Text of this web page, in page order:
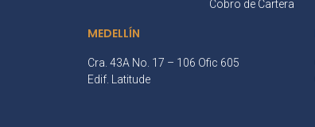
Cobro de Cartera
MEDELLÍN
Cra. 43A No. 17 – 106 Ofic 605
Edif. Latitude